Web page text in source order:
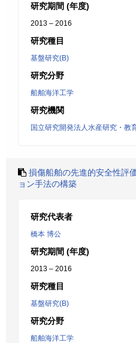
研究期間 (年度)
2013 – 2016
研究種目
基盤研究(B)
研究分野
船舶海洋工学
研究機関
国立研究開発法人水産研究・教
損傷船舶の先進的安全性評
ョン手法の構築
研究代表者
橋本 博公
研究期間 (年度)
2013 – 2016
研究種目
基盤研究(B)
研究分野
船舶海洋工学